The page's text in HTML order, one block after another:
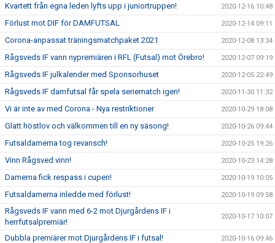
Kvartett från egna leden lyfts upp i juniortruppen! 2020-12-16 10:48
Förlust mot DIF för DAMFUTSAL 2020-12-14 09:11
Corona-anpassat träningsmatchpaket 2021 2020-12-08 13:34
Rågsveds IF vann nypremiären i RFL (Futsal) mot Örebro! 2020-12-07 09:19
Rågsveds IF julkalender med Sponsorhuset 2020-12-05 22:49
Rågsveds IF damfutsal får spela seriematch igen! 2020-11-30 11:32
Vi är inte av med Corona - Nya restriktioner 2020-10-29 18:08
Glatt höstlov och välkommen till en ny säsong! 2020-10-26 09:44
Futsaldamerna tog revansch! 2020-10-25 19:26
Vinn Rågsved vinn! 2020-10-23 14:28
Damerna fick respass i cupen! 2020-10-19 10:05
Futsaldamerna inledde med förlust! 2020-10-19 09:58
Rågsveds IF vann med 6-2 mot Djurgårdens IF i
herrfutsalpremiär!
2020-10-17 10:07
Dubbla premiärer mot Djurgårdens IF i futsal! 2020-10-16 09:46